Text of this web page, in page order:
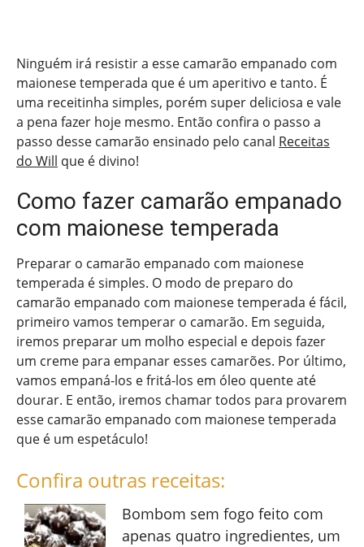
Ninguém irá resistir a esse camarão empanado com
maionese temperada que é um aperitivo e tanto. É
uma receitinha simples, porém super deliciosa e vale
a pena fazer hoje mesmo. Então confira o passo a
passo desse camarão ensinado pelo canal Receitas
do Will que é divino!
Como fazer camarão empanado
com maionese temperada
Preparar o camarão empanado com maionese
temperada é simples. O modo de preparo do
camarão empanado com maionese temperada é fácil,
primeiro vamos temperar o camarão. Em seguida,
iremos preparar um molho especial e depois fazer
um creme para empanar esses camarões. Por último,
vamos empaná-los e fritá-los em óleo quente até
dourar. E então, iremos chamar todos para provarem
esse camarão empanado com maionese temperada
que é um espetáculo!
Confira outras receitas:
Bombom sem fogo feito com
apenas quatro ingredientes, um